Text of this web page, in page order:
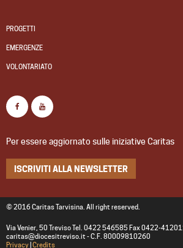
PROGETTI
EMERGENZE
VOLONTARIATO
Per essere aggiornato sulle iniziative Caritas
ISCRIVITI ALLA NEWSLETTER
© 2016 Caritas Tarvisina. All right reserved.
Via Venier, 50 Treviso Tel. 0422 546585 Fax 0422-
caritas@diocesitreviso.it - C.F. 80009810260
Privacy Credits